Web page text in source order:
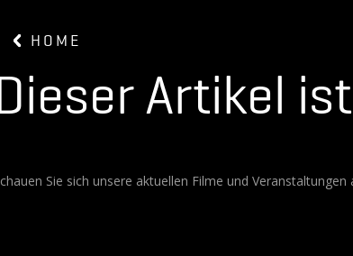
HOME
Artikel
Sie sich unsere aktuellen Filme und Veranstaltungen